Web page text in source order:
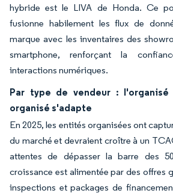
hybride est le LIVA de Honda. Ce
fusionne habilement les flux de
marque avec les inventaires des
smartphone, renforçant la
interactions numériques.
Par type de vendeur : l'organisé
organisé s'adapte
En 2025, les entités organisées ont
du marché et devraient croître à un
attentes de dépasser la barre des
croissance est alimentée par des offres
inspections et packages de